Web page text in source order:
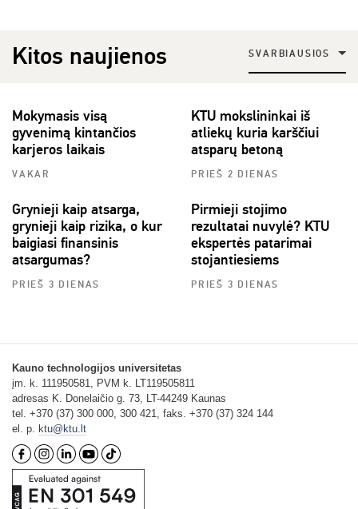
Kitos naujienos SVARBIAUSIOS
Mokymasis visą
gyvenimą kintančios
karjeros laikais
VAKAR
KTU mokslininkai iš
atliekų kuria karščiui
atsparų betoną
PRIEŠ 2 DIENAS
Grynieji kaip atsarga,
grynieji kaip rizika, o kur
baigiasi finansinis
atsargumas?
PRIEŠ 3 DIENAS
Pirmieji stojimo
rezultatai nuvylė? KTU
ekspertės patarimai
stojantiesiems
PRIEŠ 3 DIENAS
Kauno technologijos universitetas
įm. k. 111950581, PVM k. LT119505811
adresas K. Donelaičio g. 73, LT-44249 Kaunas
tel. +370 (37) 300 000, 300 421, faks. +370 (37) 324 144
el. p.
ktu@ktu.lt